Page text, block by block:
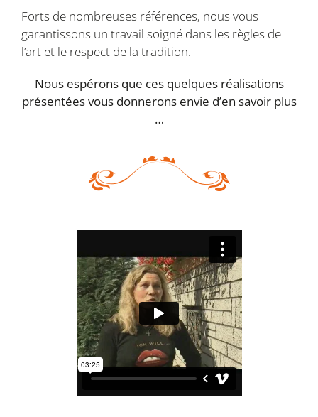
Forts de nombreuses références, nous vous
garantissons un travail soigné dans les règles de
l’art et le respect de la tradition.
Nous espérons que ces quelques réalisations
présentées vous donnerons envie d’en savoir plus
…